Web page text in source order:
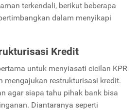
terkendali, berikut beberapa
dalam menyikapi
Kredit
untuk menyiasati cicilan KPR
mengajukan restrukturisasi kredit.
agar siapa tahu pihak bank bisa
Diantaranya seperti